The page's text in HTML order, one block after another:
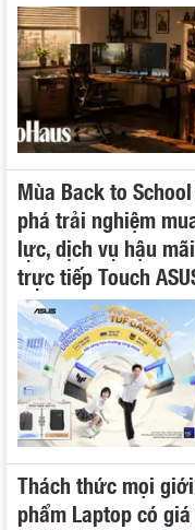
Mùa Back to
phá trải nghiệm
lực, dịch vụ hậu
trực tiếp Touch
Thách thức mọi
phẩm Laptop có